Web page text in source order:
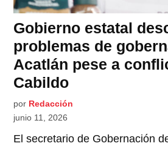
Gobierno estatal
problemas de
Acatlán pese a
Cabildo
por Redacción
junio 11, 2026
El secretario de Gobernación